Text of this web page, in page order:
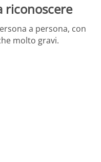
riconoscere
a persona, con
molto gravi.